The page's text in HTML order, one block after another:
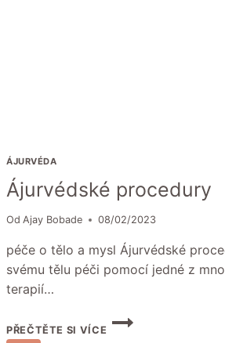
ÁJURVÉDA
Ájurvédské procedury
Od Ajay Bobade 08/02/2023
péče o tělo a mysl Ájurvédské
svému tělu péči pomocí jedné z
terapií…
PŘEČTĚTE SI VÍCE
ÁJURVÉDSKÉ